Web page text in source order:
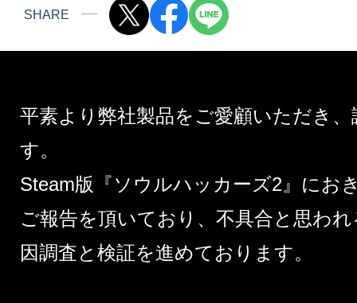
SHARE
平素より弊社製品をご愛顧いただき
す。
Steam版『ソウルハッカーズ2』にお
ご報告を頂いており、不具合と思わ
因調査と検証を進めております。